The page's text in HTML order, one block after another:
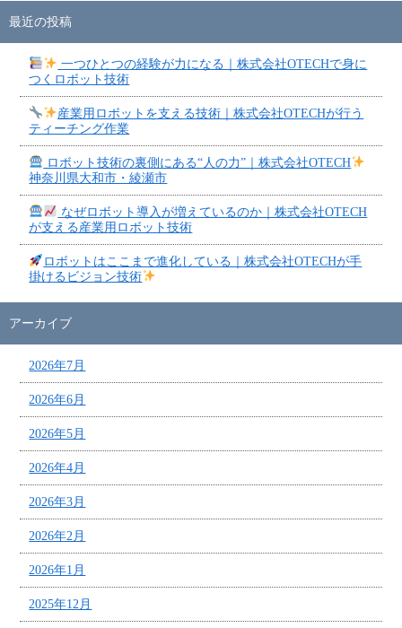
最近の投稿
一つひとつの経験が力になる｜株式会社OTECHで身に
つくロボット技術
産業用ロボットを支える技術｜株式会社OTECHが行う
ティーチング作業
ロボット技術の裏側にある“人の力”｜株式会社OTECH
神奈川県大和市・綾瀬市
なぜロボット導入が増えているのか｜株式会社OTECH
が支える産業用ロボット技術
ロボットはここまで進化している｜株式会社OTECHが手
掛けるビジョン技術
アーカイブ
2026年7月
2026年6月
2026年5月
2026年4月
2026年3月
2026年2月
2026年1月
2025年12月